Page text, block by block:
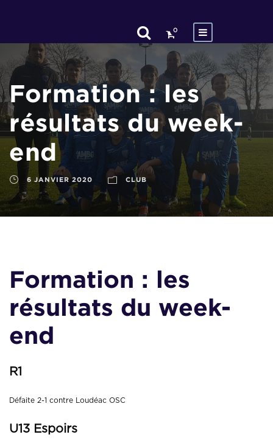
0
Formation : les
résultats du week-
end
6 JANVIER 2020 CLUB
Formation : les
résultats du week-
end
R1
Défaite 2-1 contre Loudéac OSC
U13 Espoirs